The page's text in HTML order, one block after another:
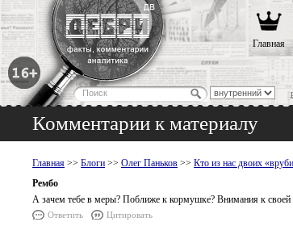
Главная
Комментарии к материалу
Главная >> Блоги >> Олег Паньков >> Кто из нас двоих
Рембо
А зачем тебе в меры? Поближе к кормушке? Внимания к своей
Ответить Цитировать